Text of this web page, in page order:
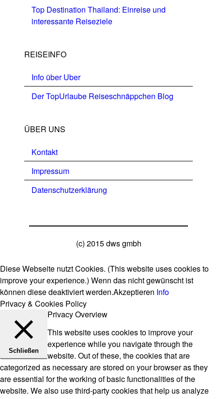
Top Destination Thailand: Einreise und
interessante Reiseziele
REISEINFO
Info über Uber
Der TopUrlaube Reiseschnäppchen Blog
ÜBER UNS
Kontakt
Impressum
Datenschutzerklärung
(c) 2015 dws gmbh
Diese Webseite nutzt Cookies. (This website uses cookies to
improve your experience.) Wenn das nicht gewünscht ist
können diese deaktiviert werden.Akzeptieren Info
Privacy & Cookies Policy
Schließen
Privacy Overview
This website uses cookies to improve your
experience while you navigate through the
website. Out of these, the cookies that are
categorized as necessary are stored on your browser as they
are essential for the working of basic functionalities of the
website. We also use third-party cookies that help us analyze